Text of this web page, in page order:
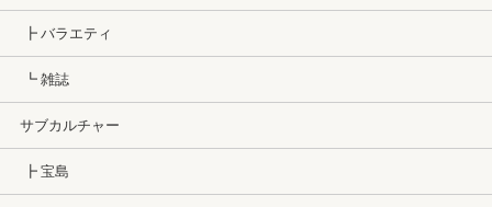
┣ バラエティ
┗ 雑誌
サブカルチャー
┣ 宝島